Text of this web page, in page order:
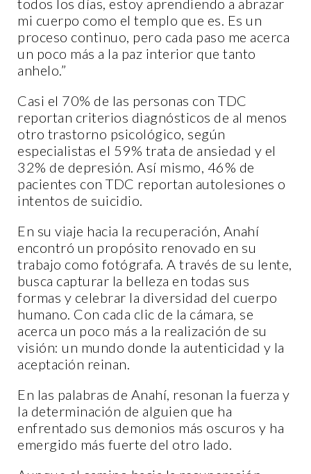
todos los días, estoy aprendiendo a abrazar
mi cuerpo como el templo que es. Es un
proceso continuo, pero cada paso me acerca
un poco más a la paz interior que tanto
anhelo.”
Casi el 70% de las personas con TDC
reportan criterios diagnósticos de al menos
otro trastorno psicológico, según
especialistas el 59% trata de ansiedad y el
32% de depresión. Así mismo, 46% de
pacientes con TDC reportan autolesiones o
intentos de suicidio.
En su viaje hacia la recuperación, Anahí
encontró un propósito renovado en su
trabajo como fotógrafa. A través de su lente,
busca capturar la belleza en todas sus
formas y celebrar la diversidad del cuerpo
humano. Con cada clic de la cámara, se
acerca un poco más a la realización de su
visión: un mundo donde la autenticidad y la
aceptación reinan.
En las palabras de Anahí, resonan la fuerza y
la determinación de alguien que ha
enfrentado sus demonios más oscuros y ha
emergido más fuerte del otro lado.